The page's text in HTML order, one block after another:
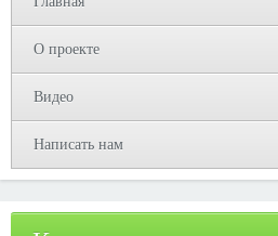
О проекте
Видео
Написать нам